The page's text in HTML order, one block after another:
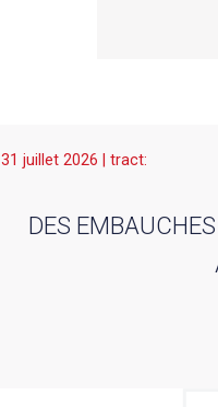
31 juillet 2026 | tract:
DES